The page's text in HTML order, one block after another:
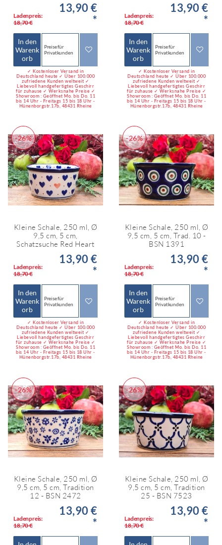
Ladenpreis:
18,70 €
13,90 €
*
In den
Warenk
orb
Preise für
Privatkunden
✓ Kostenloser Versand in
Deutschland heute ✓ Über 100.000
zufriedene Kunden weltweit ✓
Liebevoll handgefertigtes Geschirr
für zuhause ✓ Werksnahe Preise ✓
Showroom : Geöffnet Mo. bis Do. 11
bis 14 Uhr - Freitags 15 bis 18 Uhr -
Hünenborgstr.17b, 48431 Rheine
Ladenpreis:
18,70 €
13,90 €
*
In den
Warenk
orb
Preise für
Privatkunden
✓ Kostenloser Versand in
Deutschland heute ✓ Über 100.000
zufriedene Kunden weltweit ✓
Liebevoll handgefertigtes Geschirr
für zuhause ✓ Werksnahe Preise ✓
Showroom : Geöffnet Mo. bis Do. 11
bis 14 Uhr - Freitags 15 bis 18 Uhr -
Hünenborgstr.17b, 48431 Rheine
-26%
Kleine Schale, 250 ml, Ø
9,5 cm, 5 cm,
Schatzsuche Red Heart
Ladenpreis:
18,70 €
13,90 €
*
In den
Warenk
orb
Preise für
Privatkunden
✓ Kostenloser Versand in
Deutschland heute ✓ Über 100.000
zufriedene Kunden weltweit ✓
Liebevoll handgefertigtes Geschirr
für zuhause ✓ Werksnahe Preise ✓
Showroom : Geöffnet Mo. bis Do. 11
bis 14 Uhr - Freitags 15 bis 18 Uhr -
Hünenborgstr.17b, 48431 Rheine
-26%
Kleine Schale, 250 ml, Ø
9,5 cm, 5 cm, Trad. 10 -
BSN 1391
Ladenpreis:
18,70 €
13,90 €
*
In den
Warenk
orb
Preise für
Privatkunden
✓ Kostenloser Versand in
Deutschland heute ✓ Über 100.000
zufriedene Kunden weltweit ✓
Liebevoll handgefertigtes Geschirr
für zuhause ✓ Werksnahe Preise ✓
Showroom : Geöffnet Mo. bis Do. 11
bis 14 Uhr - Freitags 15 bis 18 Uhr -
Hünenborgstr.17b, 48431 Rheine
-26%
Kleine Schale, 250 ml, Ø
9,5 cm, 5 cm, Tradition
12 - BSN 2472
Ladenpreis:
18,70 €
13,90 €
*
-26%
Kleine Schale, 250 ml, Ø
9,5 cm, 5 cm, Tradition
25 - BSN 7523
Ladenpreis:
18,70 €
13,90 €
*